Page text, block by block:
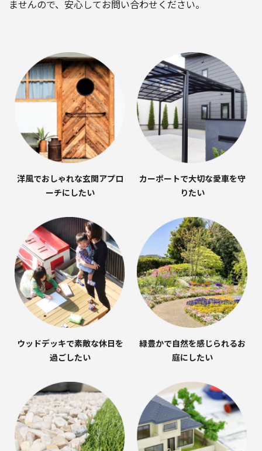
ませんので、安心してお問い合わせください。
洋風でおしゃれな玄関アプロ
ーチにしたい
カーポートで大切な愛車を守
りたい
ウッドデッキで素敵な休日を
過ごしたい
緑豊かで自然を感じられるお
庭にしたい